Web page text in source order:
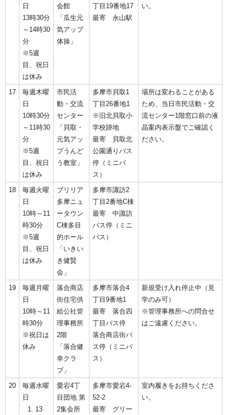
日
13時30分
～14時30
分
※5週
目、祝日
は休み
会館
「瓜生元
気アップ
体操」
丁目19番地17
最寄 永山駅
い。
17
毎週木曜
日
10時30分
～11時30
分
※5週
目、祝日
は休み
市民活
動・交流
センター
「貝取・
元気アッ
プうんど
う教室」
多摩市貝取1
丁目26番地1
※旧北貝取小
学校跡地
最寄 貝取北
公園通りバス
停（ミニバ
ス）
場所は変わることがある
ため、当日市民活動・交
流センター1階窓口前の液
晶案内表示盤でご確認く
ださい。
18
毎週火曜
日
10時～11
時30分
※5週
目、祝日
は休み
ブリリア
多摩ニュ
ータウン
C棟多目
的ホール
「いきい
き健賢
会」
多摩市諏訪2
丁目2番地C棟
最寄 中諏訪
バス停（ミニ
バス）
19
毎週月曜
日
10時～11
時30分
※祝日は
休み
落合商店
街住宅供
給公社管
理事務所
2階
「落合健
幸クラ
ブ」
多摩市落合4
丁目9番地1
最寄 落合四
丁目バス停
落合商店街バ
ス停（ミニバ
ス）
新規受け入れ停止中（見
学のみ可）
※管理事務所への問合せ
はご遠慮ください。
20
毎週水曜
日
13
愛宕4丁
目団地 第
2集会所
多摩市愛宕4-
52-2
最寄 グリー
室内履きをお持ちくださ
い。